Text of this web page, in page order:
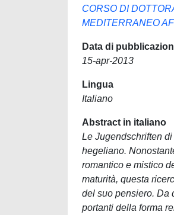
CORSO DI
MEDITERRANEO
Data di
15-apr-2013
Lingua
Italiano
Abstract in italiano
Le Jugendschriften
hegeliano.
romantico e mistico
maturità, questa
del suo pensiero. Da
portanti della forma